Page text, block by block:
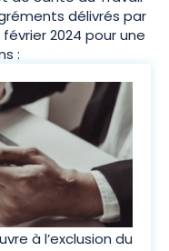
délivrés par
février 2024 pour une
:
à l’exclusion du